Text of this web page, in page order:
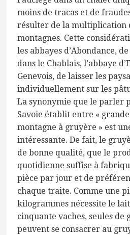
moins de tracas et de
résulter de la multiplication
montagnes. Cette
les abbayes d’Abondance,
dans le Chablais, l’abbaye
Genevois, de laisser les
individuellement sur les
La synonymie que le parler
Savoie établit entre «
montagne à gruyère » est
intéressante. De fait, le
de bonne qualité, que le
quotidienne suffise à
pièce par jour et de
chaque traite. Comme une
kilogrammes nécessite le
cinquante vaches, seules de
peuvent se consacrer au